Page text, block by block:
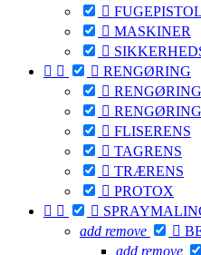

 MASKINER

   RENGØRING


 FLISERENS
 TAGRENS
 TRÆRENS
 PROTOX
  
add remove 
add remove